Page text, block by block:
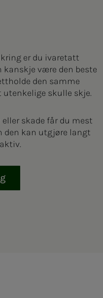
er du ivaretatt
kanskje være den beste
den samme
skulle skje.
skade får du mest
den kan utgjøre langt